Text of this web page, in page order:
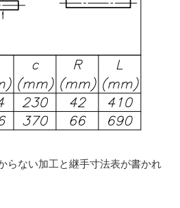
らない加工と継手寸法表が書かれ